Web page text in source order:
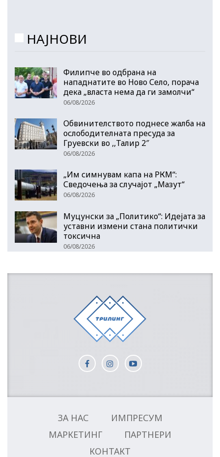
НАЈНОВИ
Филипче во одбрана на
нападнатите во Ново Село, порача
дека „власта нема да ги замолчи“
06/08/2026
Обвинителството поднесе жалба на
ослободителната пресуда за
Груевски во ,,Талир 2″
06/08/2026
„Им симнувам капа на РКМ“:
Сведочења за случајот „Мазут“
06/08/2026
Муцунски за „Политико“: Идејата за
уставни измени стана политички
токсична
06/08/2026
ЗА НАС
ИМПРЕСУМ
МАРКЕТИНГ
ПАРТНЕРИ
КОНТАКТ